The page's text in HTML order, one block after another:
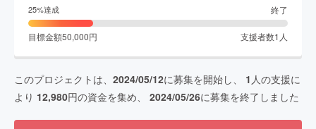
25%達成 終了
目標金額50,000円 支援者数1 人
このプロジェクトは、 2024/05/12に募集を開始し、 1 人の支援に
より 12,980円の資金を集め、 2024/05/26に募集を終了しました